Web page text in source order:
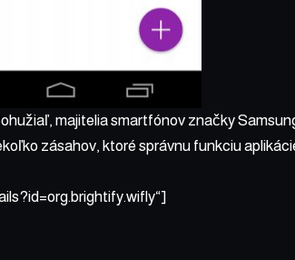
majitelia smartfónov značky
zásahov, ktoré správnu funkciu